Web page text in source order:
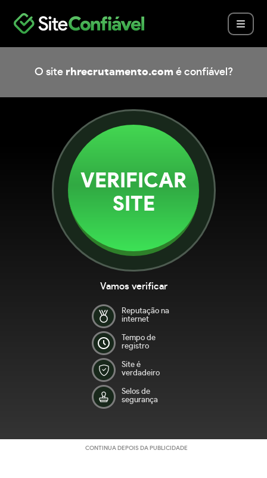
O site rhrecrutamento.com é confiável?
VERIFICAR
SITE
Vamos verificar
Reputação na
internet
Tempo de
registro
Site é
verdadeiro
Selos de
segurança
CONTINUA DEPOIS DA PUBLICIDADE